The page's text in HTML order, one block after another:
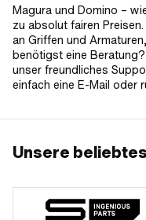
Magura und Domino –
zu absolut fairen
an Griffen und
benötigst eine
unser freundliches
einfach eine E-Mail oder
Unsere